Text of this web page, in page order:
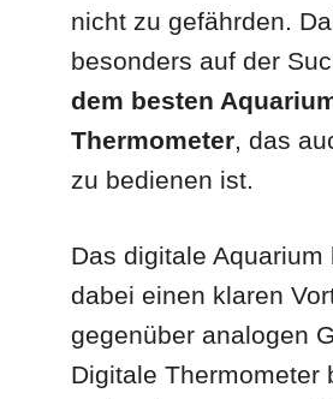
nicht zu gefährden.
besonders auf der
dem besten
Thermometer, das
zu bedienen ist.
Das digitale Aquarium
dabei einen klaren
gegenüber analogen
Digitale Thermometer